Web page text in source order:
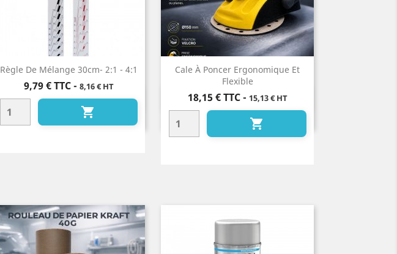
Règle De Mélange 30cm- 2:1 - 4:1
Prix
9,79 € TTC- 8,16 € HT

Aperçu rapide
Cale À Poncer Ergonomique Et
Flexible
Prix
18,15 € TTC- 15,13 € HT

Aperçu rapide